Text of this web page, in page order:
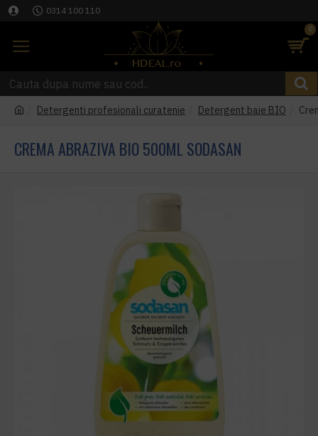
0314 100 110
0
Detergenti profesionali curatenie Detergent baie BIO
CREMA ABRAZIVA BIO 500ML SODASAN